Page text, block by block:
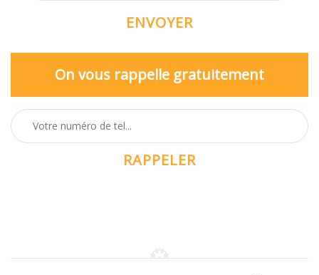
On vous rappelle gratuitement